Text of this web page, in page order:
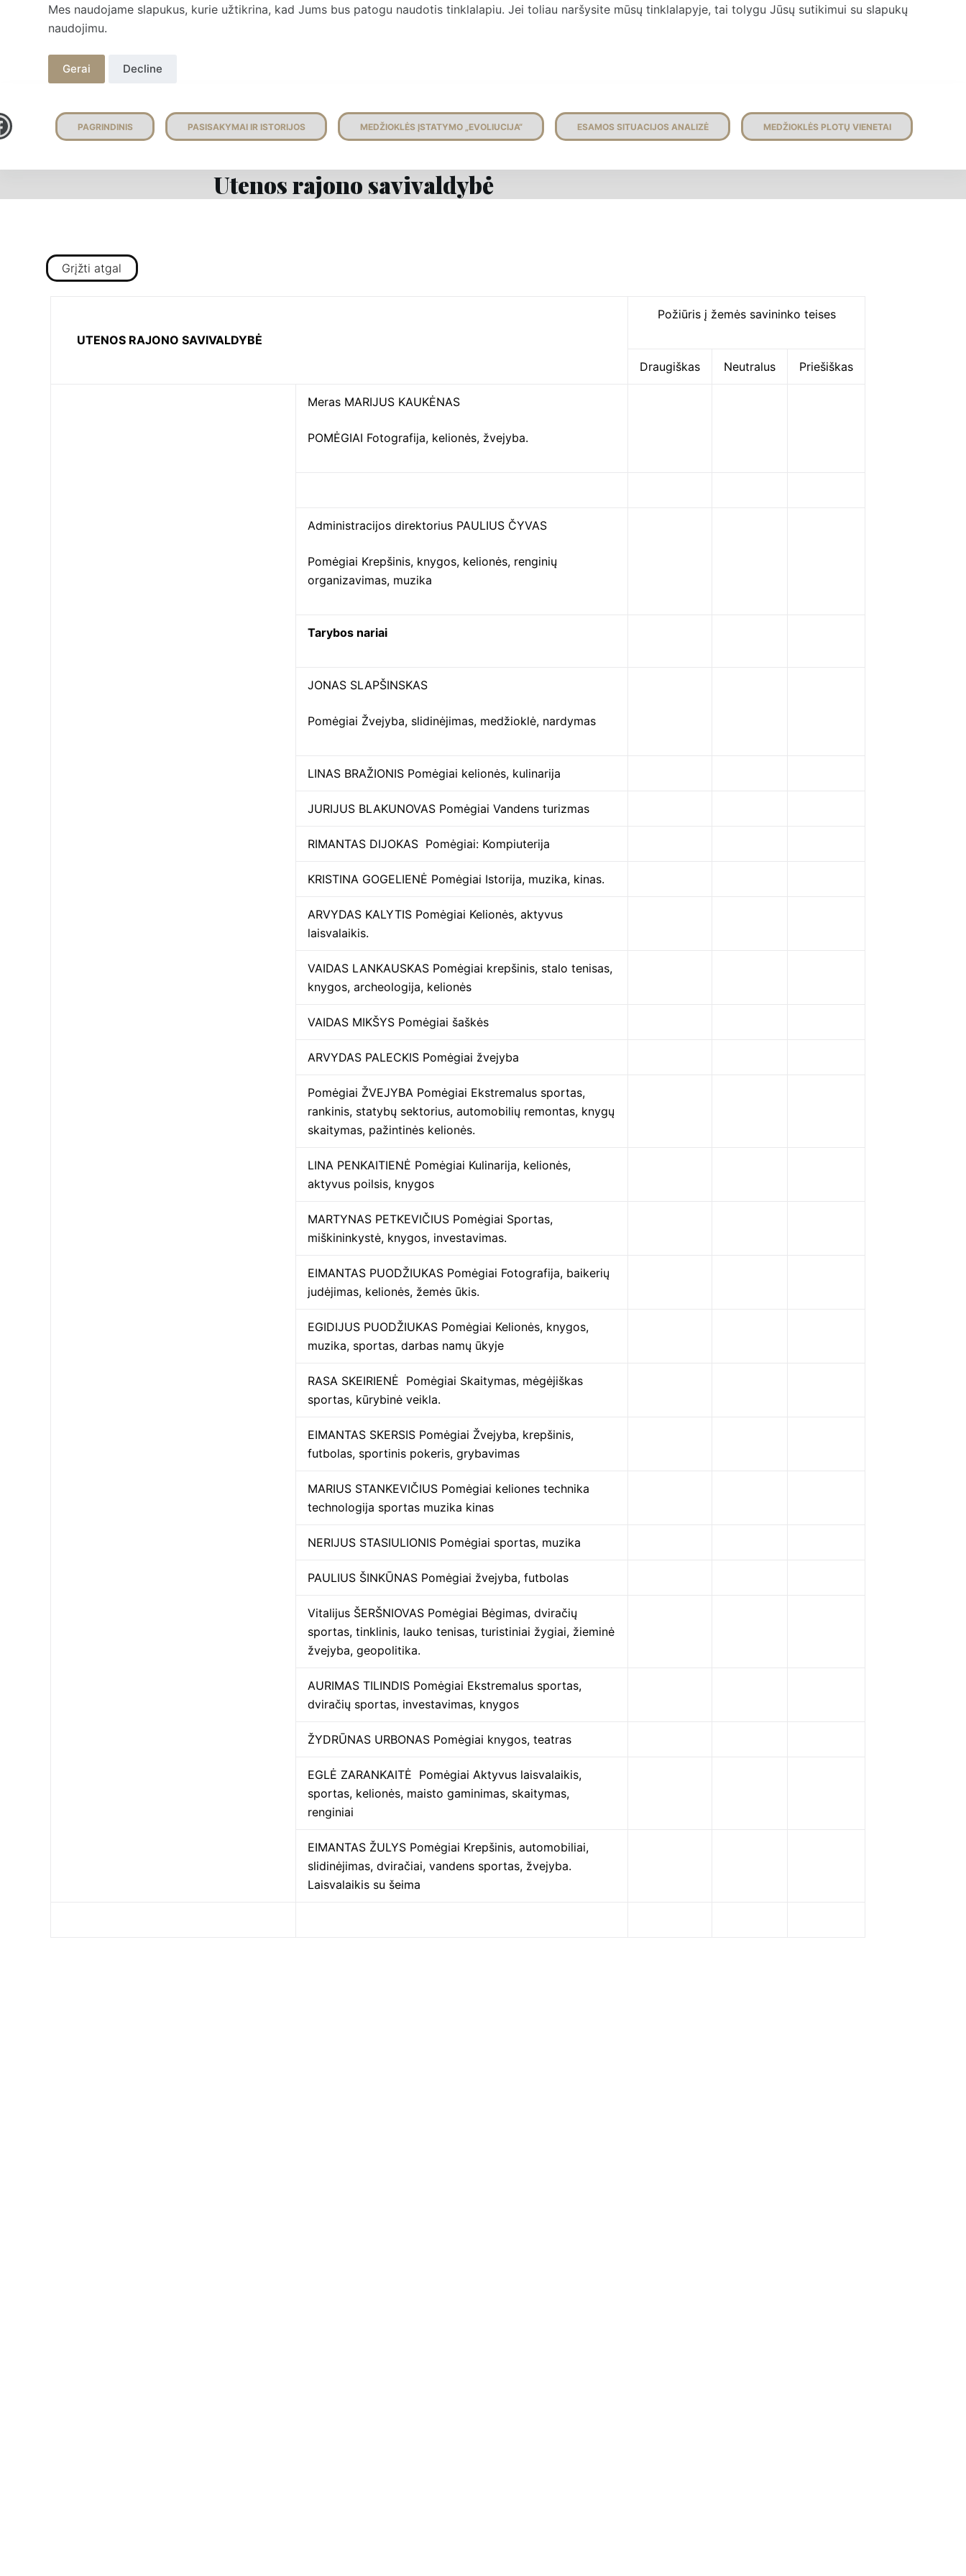
n
e
Mes naudojame slapukus, kurie užtikrina, kad Jums bus patogu naudotis tinklalapiu. Jei toliau naršysite mūsų tinklalapyje, tai tolygu Jūsų sutikimui su slapukų
naudojimu.
Gerai Decline
PAGRINDINIS PASISAKYMAI IR ISTORIJOS MEDŽIOKLĖS ĮSTATYMO „EVOLIUCIJA“ ESAMOS SITUACIJOS ANALIZĖ MEDŽIOKLĖS PLOTŲ VIENETAI
Utenos rajono savivaldybė
Grįžti atgal
UTENOS RAJONO SAVIVALDYBĖ
Požiūris į žemės savininko teises
Draugiškas Neutralus Priešiškas
Meras MARIJUS KAUKĖNAS
POMĖGIAI Fotografija, kelionės, žvejyba.
Administracijos direktorius PAULIUS ČYVAS
Pomėgiai Krepšinis, knygos, kelionės, renginių
organizavimas, muzika
Tarybos nariai
JONAS SLAPŠINSKAS
Pomėgiai Žvejyba, slidinėjimas, medžioklė, nardymas
LINAS BRAŽIONIS Pomėgiai kelionės, kulinarija
JURIJUS BLAKUNOVAS Pomėgiai Vandens turizmas
RIMANTAS DIJOKAS Pomėgiai: Kompiuterija
KRISTINA GOGELIENĖ Pomėgiai Istorija, muzika, kinas.
ARVYDAS KALYTIS Pomėgiai Kelionės, aktyvus
laisvalaikis.
VAIDAS LANKAUSKAS Pomėgiai krepšinis, stalo tenisas,
knygos, archeologija, kelionės
VAIDAS MIKŠYS Pomėgiai šaškės
ARVYDAS PALECKIS Pomėgiai žvejyba
Pomėgiai ŽVEJYBA Pomėgiai Ekstremalus sportas,
rankinis, statybų sektorius, automobilių remontas, knygų
skaitymas, pažintinės kelionės.
LINA PENKAITIENĖ Pomėgiai Kulinarija, kelionės,
aktyvus poilsis, knygos
MARTYNAS PETKEVIČIUS Pomėgiai Sportas,
miškininkystė, knygos, investavimas.
EIMANTAS PUODŽIUKAS Pomėgiai Fotografija, baikerių
judėjimas, kelionės, žemės ūkis.
EGIDIJUS PUODŽIUKAS Pomėgiai Kelionės, knygos,
muzika, sportas, darbas namų ūkyje
RASA SKEIRIENĖ Pomėgiai Skaitymas, mėgėjiškas
sportas, kūrybinė veikla.
EIMANTAS SKERSIS Pomėgiai Žvejyba, krepšinis,
futbolas, sportinis pokeris, grybavimas
MARIUS STANKEVIČIUS Pomėgiai keliones technika
technologija sportas muzika kinas
NERIJUS STASIULIONIS Pomėgiai sportas, muzika
PAULIUS ŠINKŪNAS Pomėgiai žvejyba, futbolas
Vitalijus ŠERŠNIOVAS Pomėgiai Bėgimas, dviračių
sportas, tinklinis, lauko tenisas, turistiniai žygiai, žieminė
žvejyba, geopolitika.
AURIMAS TILINDIS Pomėgiai Ekstremalus sportas,
dviračių sportas, investavimas, knygos
ŽYDRŪNAS URBONAS Pomėgiai knygos, teatras
EGLĖ ZARANKAITĖ Pomėgiai Aktyvus laisvalaikis,
sportas, kelionės, maisto gaminimas, skaitymas,
renginiai
EIMANTAS ŽULYS Pomėgiai Krepšinis, automobiliai,
slidinėjimas, dviračiai, vandens sportas, žvejyba.
Laisvalaikis su šeima